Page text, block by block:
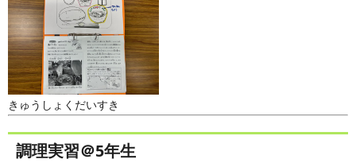
きゅうしょくだいすき
調理実習＠5年生